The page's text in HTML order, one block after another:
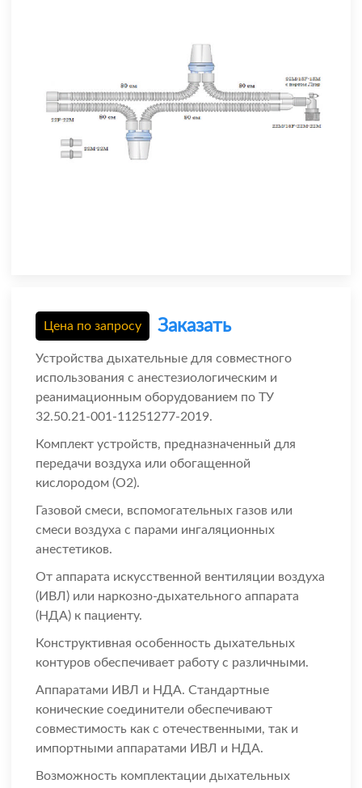
Цена по запросу Заказать
Устройства дыхательные для совместного
использования с анестезиологическим и
реанимационным оборудованием по ТУ
32.50.21-001-11251277-2019.
Комплект устройств, предназначенный для
передачи воздуха или обогащенной
кислородом (О2).
Газовой смеси, вспомогательных газов или
смеси воздуха с парами ингаляционных
анестетиков.
От аппарата искусственной вентиляции воздуха
(ИВЛ) или наркозно-дыхательного аппарата
(НДА) к пациенту.
Конструктивная особенность дыхательных
контуров обеспечивает работу с различными.
Аппаратами ИВЛ и НДА. Стандартные
конические соединители обеспечивают
совместимость как с отечественными, так и
импортными аппаратами ИВЛ и НДА.
Возможность комплектации дыхательных